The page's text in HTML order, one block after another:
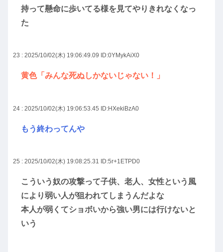
持って懸命に歩いてる様を見てやりきれなくなっ
た
23 : 2025/10/02(木) 19:06:49.09 ID:0YMykAiX0
黄色「みんな死ぬしかないじゃない！」
24 : 2025/10/02(木) 19:06:53.45 ID:HXekiBzA0
もう終わってんや
25 : 2025/10/02(木) 19:08:25.31 ID:5r+1ETPD0
こういう奴の攻撃って子供、老人、女性という風
により弱い人が狙われてしまうんだよな
本人が弱くてショボいから強い男には行けないと
いう